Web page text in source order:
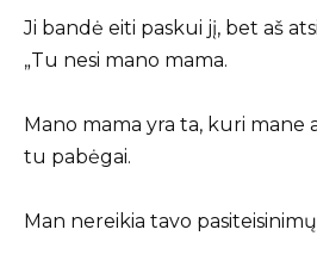
Ji bandė eiti paskui jį, bet aš
„Tu nesi mano mama.
Mano mama yra ta, kuri mane
tu pabėgai.
Man nereikia tavo